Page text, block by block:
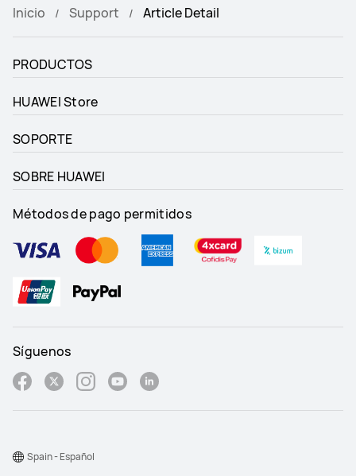
Inicio Support Article Detail
PRODUCTOS
HUAWEI Store
SOPORTE
SOBRE HUAWEI
Métodos de pago permitidos
Síguenos
Spain - Español